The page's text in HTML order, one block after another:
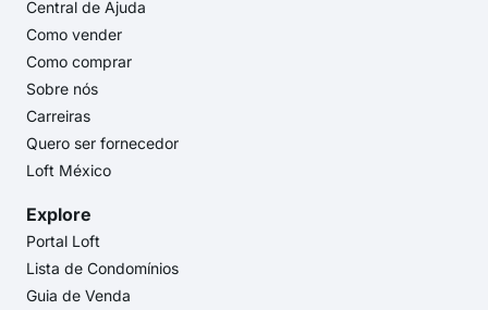
Central de Ajuda
Como vender
Como comprar
Sobre nós
Carreiras
Quero ser fornecedor
Loft México
Explore
Portal Loft
Lista de Condomínios
Guia de Venda